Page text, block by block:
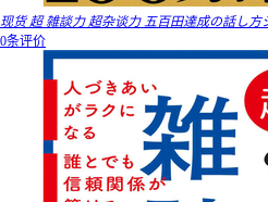
现货 超 雑談力 超杂谈力 五百田達成の話し方
0条评价